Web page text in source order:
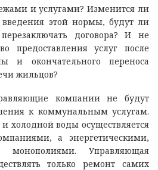
и услугами? Изменится ли
введения этой нормы, будут ли
договора? И не
предоставления услуг после
и окончательного переноса
жильцов?
компании не будут
к коммунальным услугам.
и холодной воды осуществляется
а энергетическими,
Управляющая
только ремонт самих